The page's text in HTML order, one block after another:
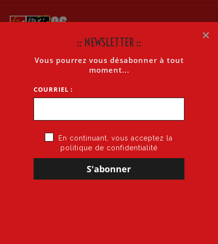
DÉCLARATION INTERSYNDICALE UKRAINE
Accueil»Déclaration intersyndicale Ukraine
DÉCLARATION INTERSYNDICALE UKRAINE
×
:: NEWSLETTER ::
Vous pourrez vous désabonner à tout
moment...
COURRIEL :
En continuant, vous acceptez la
politique de confidentialité